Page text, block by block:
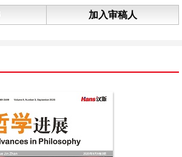
加入审稿人